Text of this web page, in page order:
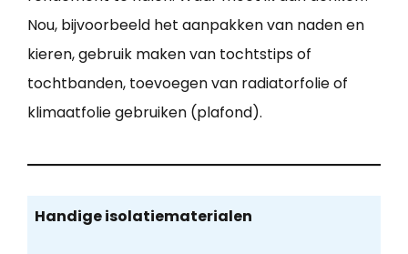
Nou, bijvoorbeeld het aanpakken van naden en
kieren, gebruik maken van tochtstips of
tochtbanden, toevoegen van radiatorfolie of
klimaatfolie gebruiken (plafond).
Handige isolatiematerialen